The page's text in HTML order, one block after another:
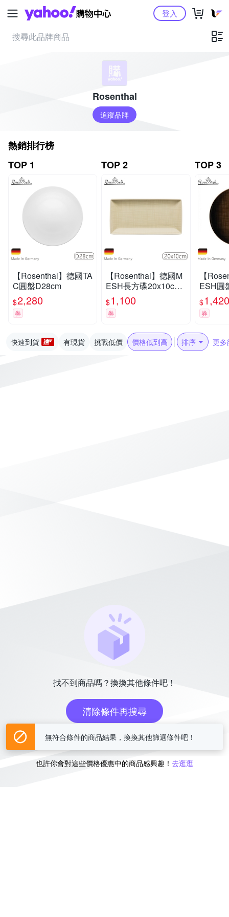
Yahoo購物中心登入
Rosenthal
追蹤品牌
熱銷排行榜
TOP 1
【Rosenthal】德國TA
C圓盤D28cm
$2,280
券
TOP 2
【Rosenthal】德國M
ESH長方碟20x10cm-
奶油白
$1,100
券
TOP 3
【
ESH圓
$1,420
券
快速到貨 有現貨 挑戰低價 價格低到高 排序 更多
找不到商品嗎？換換其他條件吧！
清除條件再搜尋
或
也許你會對這些價格優惠中的商品感興趣！ 去逛逛
無符合條件的商品結果，換換其他篩選條件吧！